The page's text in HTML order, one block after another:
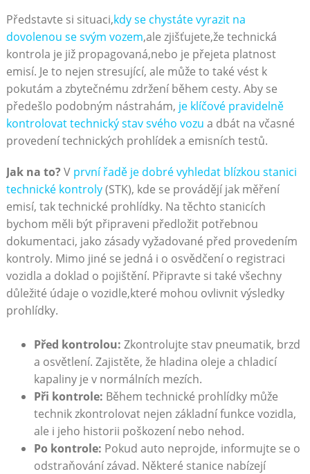
Představte si situaci,kdy se chystáte vyrazit na
dovolenou se svým vozem,ale zjišťujete,že technická
kontrola je již propagovaná,nebo je přejeta platnost
emisí. Je to nejen stresující, ale může to také vést k
pokutám a zbytečnému zdržení během cesty. Aby se
předešlo podobným nástrahám, je klíčové pravidelně
kontrolovat technický stav svého vozu a dbát na včasné
provedení technických prohlídek a emisních testů.
Jak na to? V první řadě je dobré vyhledat blízkou stanici
technické kontroly(STK), kde se provádějí jak měření
emisí, tak technické prohlídky. Na těchto stanicích
bychom měli být připraveni předložit potřebnou
dokumentaci, jako zásady vyžadované před provedením
kontroly. Mimo jiné se jedná i o osvědčení o registraci
vozidla a doklad o pojištění. Připravte si také všechny
důležité údaje o vozidle,které mohou ovlivnit výsledky
prohlídky.
Před kontrolou: Zkontrolujte stav pneumatik, brzd
a osvětlení. Zajistěte, že hladina oleje a chladicí
kapaliny je v normálních mezích.
Při kontrole: Během technické prohlídky může
technik zkontrolovat nejen základní funkce vozidla,
ale i jeho historii poškození nebo nehod.
Po kontrole: Pokud auto neprojde, informujte se o
odstraňování závad. Některé stanice nabízejí